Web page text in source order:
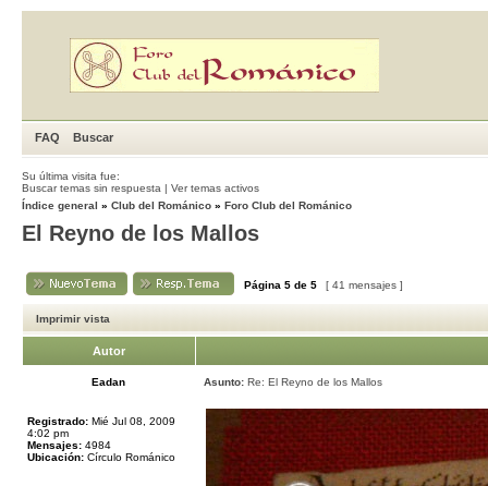
FAQ Buscar
Su última visita fue:
Buscar temas sin respuesta | Ver temas activos
Índice general » Club del Románico » Foro Club del Románico
El Reyno de los Mallos
Página 5 de 5 [ 41 mensajes ]
Imprimir vista
Autor
Eadan Asunto: Re: El Reyno de los Mallos
Registrado: Mié Jul 08, 2009
4:02 pm
Mensajes: 4984
Ubicación: Círculo Románico